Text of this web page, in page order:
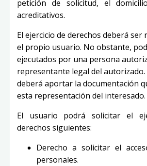
petición de solicitud, el
acreditativos.
El ejercicio de derechos deberá ser
el propio usuario. No obstante,
ejecutados por una persona
representante legal del autorizado.
deberá aportar la documentación
esta representación del interesado.
El usuario podrá solicitar el
derechos siguientes:
Derecho a solicitar el
personales.